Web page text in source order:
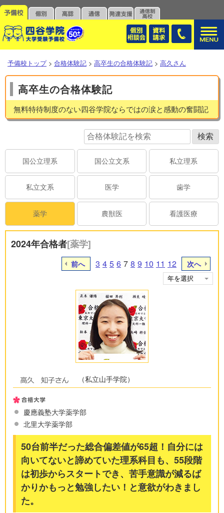
予備校トップ > 合格体験記 > 高卒生の合格体験記 > 高久さん
高卒生の合格体験記
無料特待制度のない四谷学院ならではの涙と感動の奮闘記
国公立理系 国公立文系 私立理系
私立文系 医学 歯学
薬学 農獣医 看護医療
2024年合格者[薬学]
前へ 3 4 5 6 7 8 9 10 11 12 次へ
（私立山手学院）
慶應義塾大学薬学部
北里大学薬学部
50台前半だった総合偏差値が65超！自分には
向いてないと諦めていた理系科目も、55段階
は初歩からスタートでき、苦手意識が減るば
かりかもっと勉強したい！と意欲がわきまし
た。